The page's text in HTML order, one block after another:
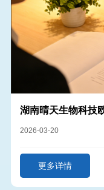
湖南晴天生物科技
来
2026-03-20
更多详情